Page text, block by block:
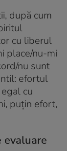
după cum
cu liberul
place/nu-mi
nu sunt
efortul
cu
puțin efort,
evaluare